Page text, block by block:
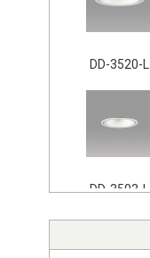
DD-3520-L
DD-3503-L